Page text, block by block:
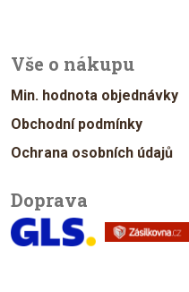
Vše o nákupu
Min. hodnota objednávky
Obchodní podmínky
Ochrana osobních údajů
Doprava